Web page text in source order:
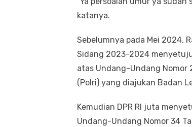
katanya.
Sebelumnya pada Mei 2024,
Sidang 2023-2024
atas Undang-Undang Nomor
(Polri) yang diajukan Badan
Kemudian DPR RI juta
Undang-Undang Nomor 34